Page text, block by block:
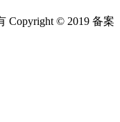
Copyright © 2019 备案